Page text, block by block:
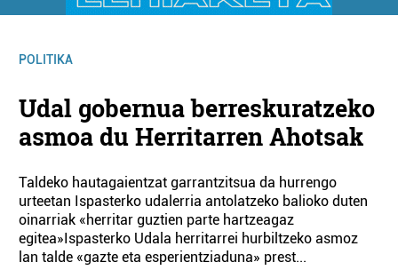
POLITIKA
Udal gobernua berreskuratzeko
asmoa du Herritarren Ahotsak
Taldeko hautagaientzat garrantzitsua da hurrengo
urteetan Ispasterko udalerria antolatzeko balioko duten
oinarriak «herritar guztien parte hartzeagaz
egitea»Ispasterko Udala herritarrei hurbiltzeko asmoz
lan talde «gazte eta esperientziaduna» prest...